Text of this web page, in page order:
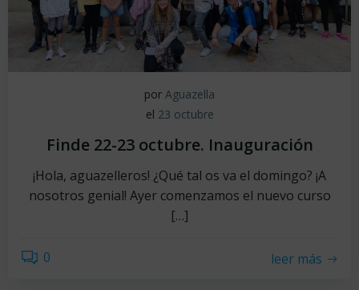
por Aguazella
el 23 octubre
Finde 22-23 octubre. Inauguración
¡Hola, aguazelleros! ¿Qué tal os va el domingo? ¡A
nosotros genial! Ayer comenzamos el nuevo curso
[…]
0 leer más